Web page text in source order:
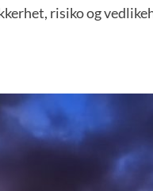
risiko og